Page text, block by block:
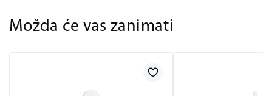
Možda će vas zanimati